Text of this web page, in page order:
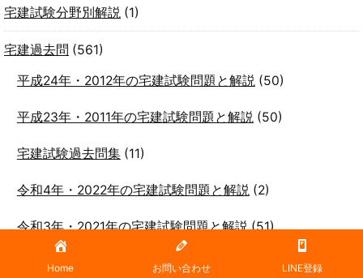
宅建試験分野別解説 (1)
宅建過去問 (561)
平成24年・2012年の宅建試験問題と解説(50)
平成23年・2011年の宅建試験問題と解説(50)
宅建試験過去問集(11)
令和4年・2022年の宅建試験問題と解説(2)
令和3年・2021年の宅建試験問題と解説(51)
令和2年・2020年の宅建試験問題と解説
Home お問い合わせ LINE登録